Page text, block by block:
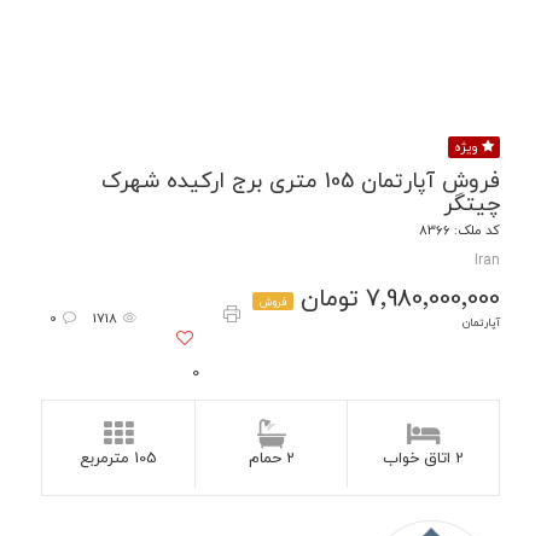
ویژه
فروش آپارتمان 105 متری برج ارکیده شهرک
چیتگر
کد ملک: 8366
Iran
7٬980٬000٬000 تومان
فروش
آپارتمان
1718
0
105 مترمربع